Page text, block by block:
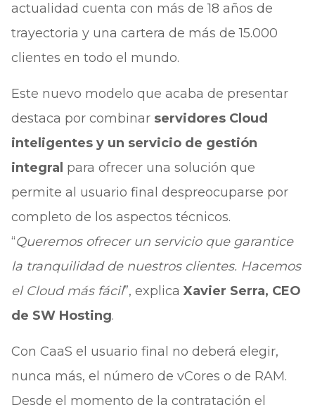
actualidad cuenta con más de 18 años de
trayectoria y una cartera de más de 15.000
clientes en todo el mundo.
Este nuevo modelo que acaba de presentar
destaca por combinar servidores Cloud
inteligentes y un servicio de gestión
integral para ofrecer una solución que
permite al usuario final despreocuparse por
completo de los aspectos técnicos.
“Queremos ofrecer un servicio que garantice
la tranquilidad de nuestros clientes. Hacemos
el Cloud más fácil”, explica Xavier Serra, CEO
de SW Hosting.
Con CaaS el usuario final no deberá elegir,
nunca más, el número de vCores o de RAM.
Desde el momento de la contratación el